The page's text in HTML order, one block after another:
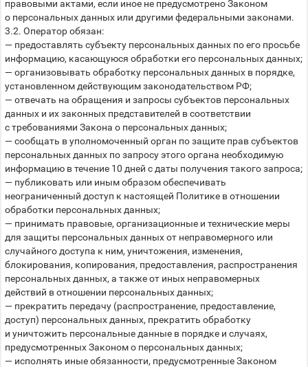
правовыми актами, если иное не предусмотрено Законом
о персональных данных или другими федеральными законами.
3.2. Оператор обязан:
— предоставлять субъекту персональных данных по его просьбе
информацию, касающуюся обработки его персональных данных;
— организовывать обработку персональных данных в порядке,
установленном действующим законодательством РФ;
— отвечать на обращения и запросы субъектов персональных
данных и их законных представителей в соответствии
с требованиями Закона о персональных данных;
— сообщать в уполномоченный орган по защите прав субъектов
персональных данных по запросу этого органа необходимую
информацию в течение 10 дней с даты получения такого запроса;
— публиковать или иным образом обеспечивать
неограниченный доступ к настоящей Политике в отношении
обработки персональных данных;
— принимать правовые, организационные и технические меры
для защиты персональных данных от неправомерного или
случайного доступа к ним, уничтожения, изменения,
блокирования, копирования, предоставления, распространения
персональных данных, а также от иных неправомерных
действий в отношении персональных данных;
— прекратить передачу (распространение, предоставление,
доступ) персональных данных, прекратить обработку
и уничтожить персональные данные в порядке и случаях,
предусмотренных Законом о персональных данных;
— исполнять иные обязанности, предусмотренные Законом